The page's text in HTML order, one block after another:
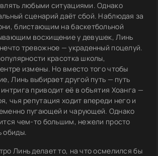
любыми ситуациями. Однако
сценарий даёт сбой. Наблюдая за
блистающим на баскетбольной
восхищение у девушек, Линь
тревожное — украденный поцелуй.
красотка школы,
измены. Но вместо того чтобы
Линь выбирает другой путь — путь
приводит её в объятия Хоанга —
чья репутация ходит впереди него и
пугающей и чарующей. Однако
чем-то большим, нежели просто
обиды.
Линь делает то, на что осмелился бы